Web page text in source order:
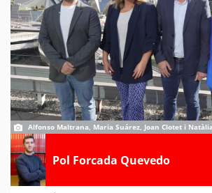
Alfonso Maltrana, Maria Suárez, Joan Clotet i
Pol Forcada Quevedo